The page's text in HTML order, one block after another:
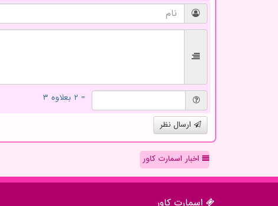
= ۲ بعلاوه ۳
ارسال نظر
اخبار اسمارت کاور
اسمارت كاور